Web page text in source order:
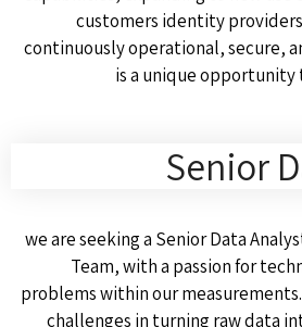
customers identity
continuously operational, secure,
is a unique
Senior
we are seeking a Senior Data
Team, with a passion for
problems within our
challenges in turning raw data